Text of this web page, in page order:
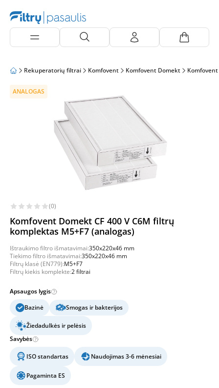
Rekuperatorių filtrai Komfovent Komfovent Domekt
ANALOGAS
(0)
Komfovent Domekt CF 400 V C6M filtrų
komplektas M5+F7 (analogas)
Ištraukimo filtro išmatavimai:350x220x46 mm
Tiekimo filtro išmatavimai:350x220x46 mm
Filtrų klasė (EN779):M5+F7
Filtrų kiekis komplekte:2 filtrai
Apsaugos lygis
Bazinė
Smogas ir bakterijos
Žiedadulkės ir pelėsis
Savybės
ISO standartas Naudojimas 3-6 mėnesiai
Pagaminta ES